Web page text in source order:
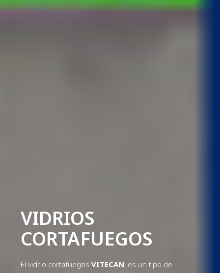
VIDRIOS
CORTAFUEGOS
El vidrio cortafuegos VITECAN, es un tipo de